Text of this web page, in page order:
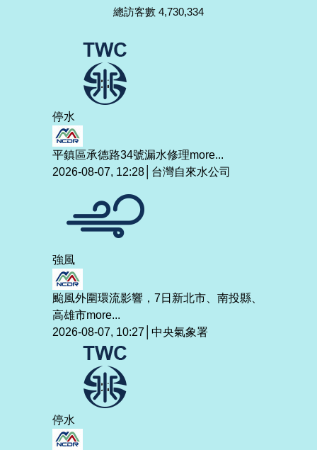
總訪客數 4,730,334
停水
平鎮區承德路34號漏水修理more...
2026-08-07, 12:28│台灣自來水公司
強風
颱風外圍環流影響，7日新北市、南投縣、
高雄市more...
2026-08-07, 10:27│中央氣象署
停水